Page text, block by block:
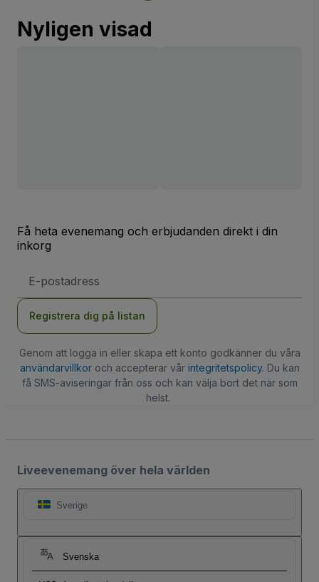
Nyligen visad
Få heta evenemang och erbjudanden direkt i din
inkorg
postadress
Registrera dig på listan
Genom att logga in eller skapa ett konto godkänner du våra
användarvillkoroch accepterar vår integritetspolicy. Du kan
få SMS-aviseringar från oss och kan välja bort det när som
helst.
Liveevenemang över hela världen
Sverige
Svenska